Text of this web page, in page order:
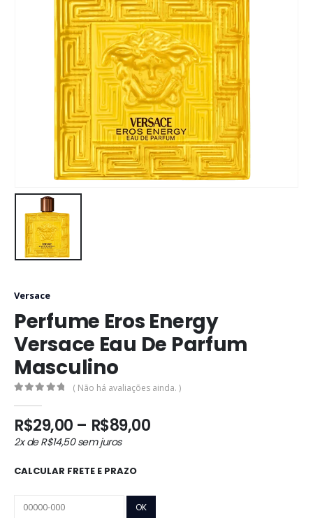
Versace
Perfume Eros Energy
Versace Eau De Parfum
Masculino
( Não há avaliações ainda. )
R$29,00 – R$89,00Faixa
R$89,00
2x deR$14,50sem juros
CALCULAR FRETE E PRAZO